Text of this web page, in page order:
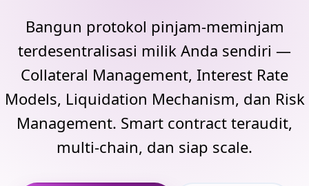
Bangun protokol pinjam-meminjam
terdesentralisasi milik Anda sendiri —
Collateral Management, Interest Rate
Models, Liquidation Mechanism, dan Risk
Management. Smart contract teraudit,
multi-chain, dan siap scale.